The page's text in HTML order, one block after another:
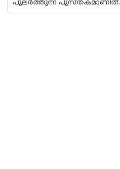
പുലർത്തുന്ന പുസ്‌തകമാണിത്.